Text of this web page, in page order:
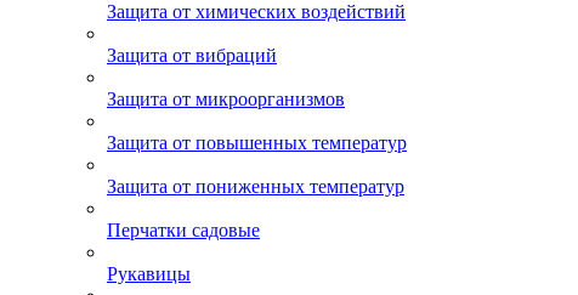
Защита от химических воздействий
Защита от вибраций
Защита от микроорганизмов
Защита от повышенных температур
Защита от пониженных температур
Перчатки садовые
Рукавицы